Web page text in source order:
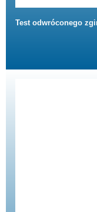
Test odwróconego